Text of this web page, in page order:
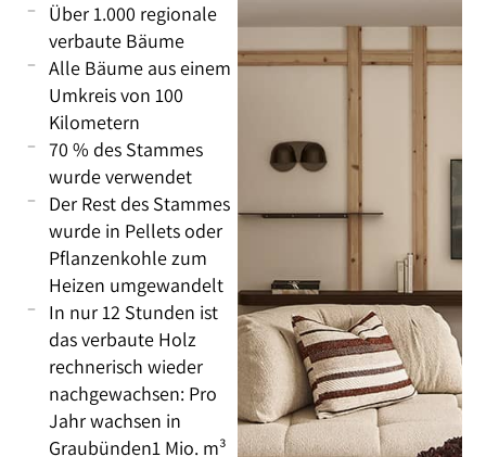
Über 1.000 regionale
verbaute Bäume
Alle Bäume aus einem
Umkreis von 100
Kilometern
70 % des Stammes
wurde verwendet
Der Rest des Stammes
wurde in Pellets oder
Pflanzenkohle zum
Heizen umgewandelt
In nur 12 Stunden ist
das verbaute Holz
rechnerisch wieder
nachgewachsen: Pro
Jahr wachsen in
Graubünden1 Mio. m³